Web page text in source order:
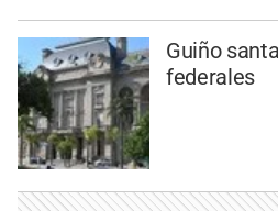
Guiño
federales